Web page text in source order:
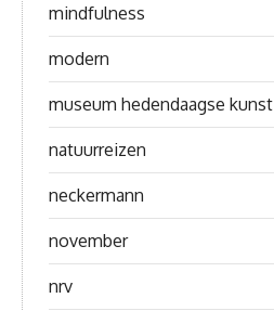
mindfulness
modern
museum hedendaagse kunst
natuurreizen
neckermann
november
nrv